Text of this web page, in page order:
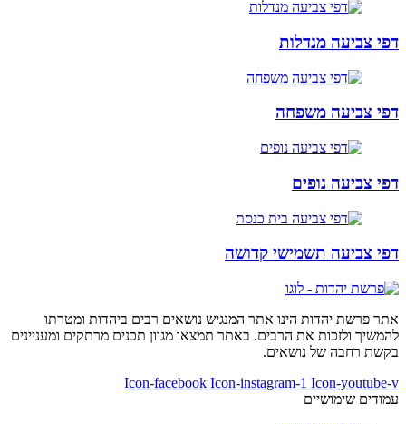
דפי צביעה מנדלות
דפי צביעה משפחה
דפי צביעה נופים
דפי צביעה תשמישי קדושה
אתר פרשת יהדות הינו אתר המנגיש נושאים רבים ביהדות ומטרתו
להמשיך ולזכות את הרבים. באתר תמצאו מגוון תכנים מרתקים ומעניינים
בקשת רחבה של נושאים.
Icon-facebook Icon-instagram-1 Icon-youtube-v
עמודים שימושיים